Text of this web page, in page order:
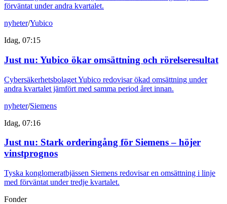
förväntat under andra kvartalet.
nyheter/Yubico
Idag, 07:15
Just nu: Yubico ökar omsättning och rörelseresultat
Cybersäkerhetsbolaget Yubico redovisar ökad omsättning under
andra kvartalet jämfört med samma period året innan.
nyheter/Siemens
Idag, 07:16
Just nu: Stark orderingång för Siemens – höjer
vinstprognos
Tyska konglomeratbjässen Siemens redovisar en omsättning i linje
med förväntat under tredje kvartalet.
Fonder